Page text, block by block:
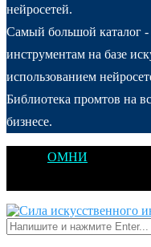
нейросетей.
Самый большой каталог -
инструментам на базе
использованием
Библиотека промтов на
бизнесе.
ОМНИ